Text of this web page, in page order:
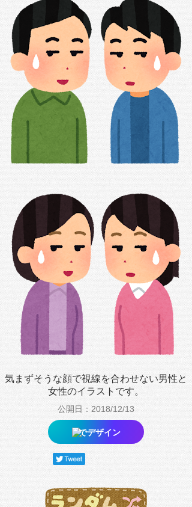
気まずそうな顔で視線を合わせない男性と
女性のイラストです。
公開日：2018/12/13
でデザイン